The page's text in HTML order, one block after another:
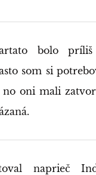
bolo
som si
oni mali
naprieč